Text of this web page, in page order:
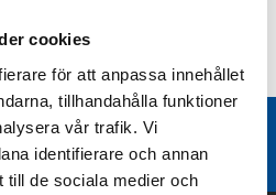
cookies
för att anpassa innehållet
tillhandahålla funktioner
vår trafik. Vi
identifierare och annan
till de sociala medier och